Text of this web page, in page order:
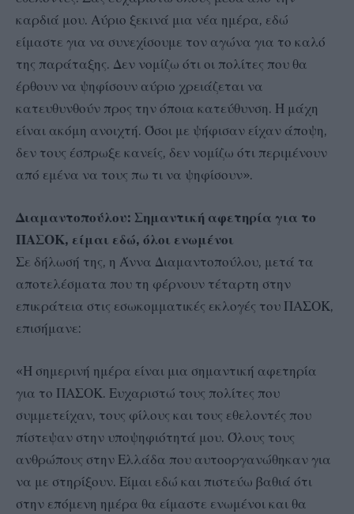
καρδιά μου. Αύριο ξεκινά μια νέα ημέρα, εδώ
είμαστε για να συνεχίσουμε τον αγώνα για το καλό
της παράταξης. Δεν νομίζω ότι οι πολίτες που θα
έρθουν να ψηφίσουν αύριο χρειάζεται να
κατευθυνθούν προς την όποια κατεύθυνση. Η μάχη
είναι ακόμη ανοιχτή. Όσοι με ψήφισαν είχαν άποψη,
δεν τους έσπρωξε κανείς, δεν νομίζω ότι περιμένουν
από εμένα να τους πω τι να ψηφίσουν».
Διαμαντοπούλου: Σημαντική αφετηρία για το
ΠΑΣΟΚ, είμαι εδώ, όλοι ενωμένοι
Σε δήλωσή της, η Άννα Διαμαντοπούλου, μετά τα
αποτελέσματα που τη φέρνουν τέταρτη στην
επικράτεια στις εσωκομματικές εκλογές του ΠΑΣΟΚ,
επισήμανε:
«Η σημερινή ημέρα είναι μια σημαντική αφετηρία
για το ΠΑΣΟΚ. Ευχαριστώ τους πολίτες που
συμμετείχαν, τους φίλους και τους εθελοντές που
πίστεψαν στην υποψηφιότητά μου. Όλους τους
ανθρώπους στην Ελλάδα που αυτοοργανώθηκαν για
να με στηρίξουν. Είμαι εδώ και πιστεύω βαθιά ότι
στην επόμενη ημέρα θα είμαστε ενωμένοι και θα